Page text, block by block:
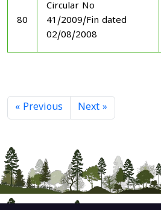
80
Circular No
41/2009/Fin dated
02/08/2008
« Previous Next »